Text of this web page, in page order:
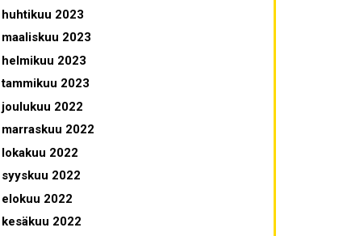
huhtikuu 2023
maaliskuu 2023
helmikuu 2023
tammikuu 2023
joulukuu 2022
marraskuu 2022
lokakuu 2022
syyskuu 2022
elokuu 2022
kesäkuu 2022